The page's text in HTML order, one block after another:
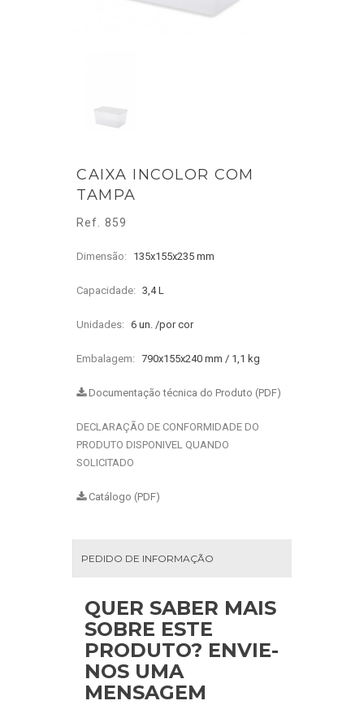
CAIXA INCOLOR COM
TAMPA
Ref. 859
Dimensão: 135x155x235 mm
Capacidade: 3,4 L
Unidades: 6 un. /por cor
Embalagem: 790x155x240 mm / 1,1 kg
Documentação técnica do Produto (PDF)
DECLARAÇÃO DE CONFORMIDADE DO
PRODUTO DISPONIVEL QUANDO
SOLICITADO
Catálogo (PDF)
PEDIDO DE INFORMAÇÃO
QUER SABER MAIS
SOBRE ESTE
PRODUTO? ENVIE-
NOS UMA
MENSAGEM